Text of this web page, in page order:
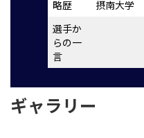
略歴
摂南大学
選手か
らの一
言
ギャラリー